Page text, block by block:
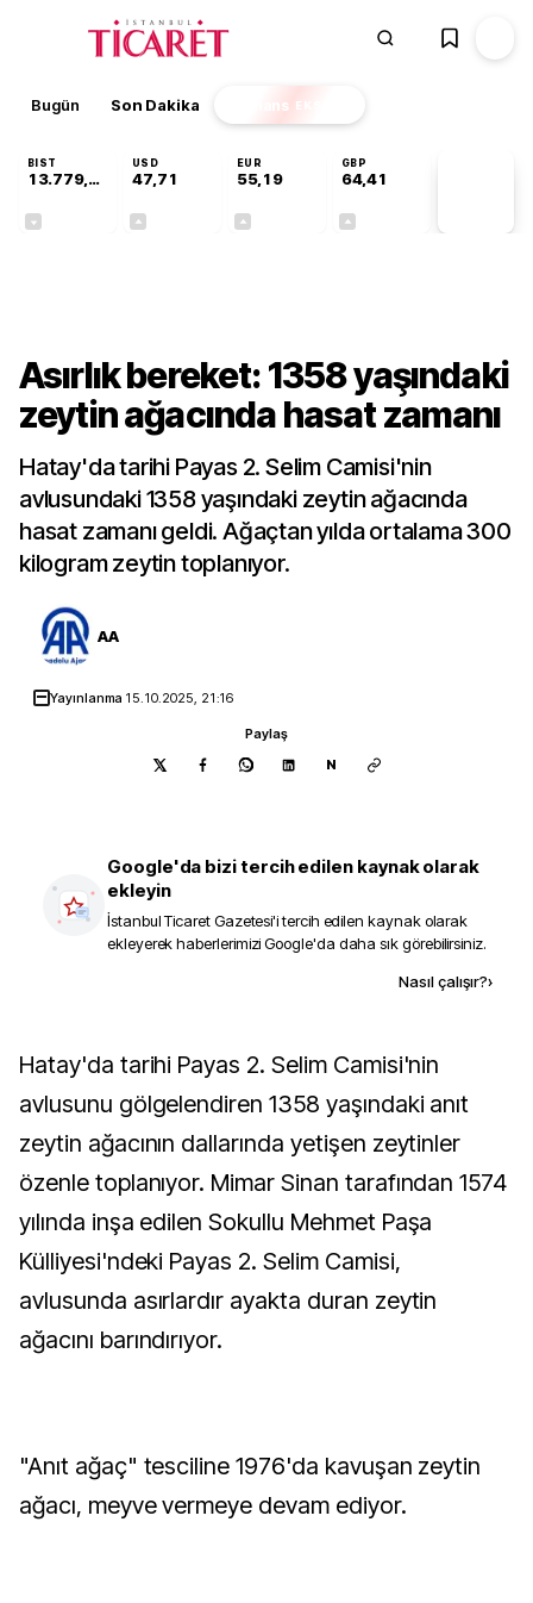
Bugün Son Dakika Finans EKSTRA
BIST
13.779,39
USD
47,71
EUR
55,19
GBP
64,41
Asırlık bereket: 1358 yaşındaki
zeytin ağacında hasat zamanı
Hatay'da tarihi Payas 2. Selim Camisi'nin
avlusundaki 1358 yaşındaki zeytin ağacında
hasat zamanı geldi. Ağaçtan yılda ortalama 300
kilogram zeytin toplanıyor.
AA
Yayınlanma 15.10.2025, 21:16
Paylaş
N
Google'da bizi tercih edilen kaynak olarak
ekleyin
İstanbul Ticaret Gazetesi'i tercih edilen kaynak olarak
ekleyerek haberlerimizi Google'da daha sık görebilirsiniz.
Nasıl çalışır?›
Hatay'da tarihi Payas 2. Selim Camisi'nin
avlusunu gölgelendiren 1358 yaşındaki anıt
zeytin ağacının dallarında yetişen zeytinler
özenle toplanıyor. Mimar Sinan tarafından 1574
yılında inşa edilen Sokullu Mehmet Paşa
Külliyesi'ndeki Payas 2. Selim Camisi,
avlusunda asırlardır ayakta duran zeytin
ağacını barındırıyor.
"Anıt ağaç" tesciline 1976'da kavuşan zeytin
ağacı, meyve vermeye devam ediyor.